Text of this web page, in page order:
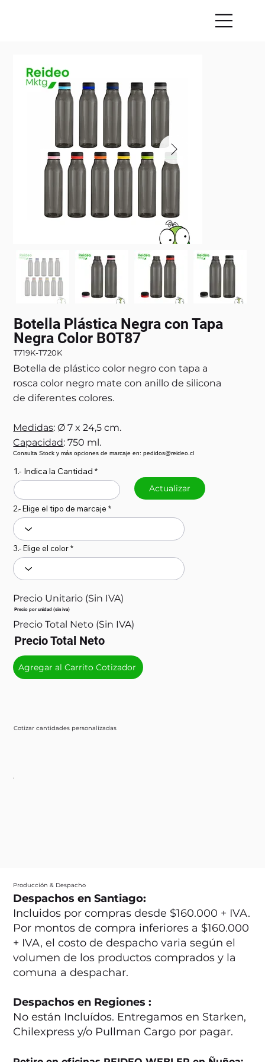
Botella Plástica Negra con Tapa
Negra Color BOT87
T719K-T720K
Botella de plástico color negro con tapa a
rosca color negro mate con anillo de silicona
de diferentes colores.
Medidas: Ø 7 x 24,5 cm.
Capacidad: 750 ml.
Consulta Stock y más opciones de marcaje en: pedidos@reideo.cl
Cotizar cantidades personalizadas
1.- Indica la Cantidad
Actualizar
2.- Elige el tipo de marcaje
3.- Elige el color
Precio Unitario (Sin IVA)
Precio por unidad (sin iva)
Precio Total Neto (Sin IVA)
Precio Total Neto
Agregar al Carrito Cotizador
Producción & Despacho
Despachos en Santiago:
Incluidos por compras desde $160.000 + IVA.
Por montos de compra inferiores a $160.000
+ IVA, el costo de despacho varia según el
volumen de los productos comprados y la
comuna a despachar.
Despachos en Regiones :
No están Incluídos. Entregamos en Starken,
Chilexpress y/o Pullman Cargo por pagar.